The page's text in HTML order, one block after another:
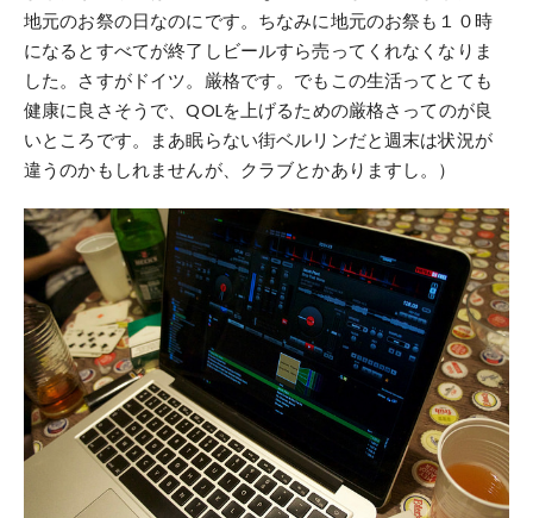
地元のお祭の日なのにです。ちなみに地元のお祭も１０時
になるとすべてが終了しビールすら売ってくれなくなりま
した。さすがドイツ。厳格です。でもこの生活ってとても
健康に良さそうで、QOLを上げるための厳格さってのが良
いところです。まあ眠らない街ベルリンだと週末は状況が
違うのかもしれませんが、クラブとかありますし。）